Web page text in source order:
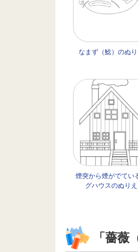
なまず（鯰）のぬり
煙突から煙がでてい
グハウスのぬりえ
「薔